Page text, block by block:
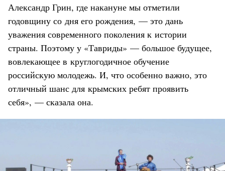
Александр Грин, где накануне мы отметили
годовщину со дня его рождения, — это дань
уважения современного поколения к истории
страны. Поэтому у «Тавриды» — большое будущее,
вовлекающее в круглогодичное обучение
российскую молодежь. И, что особенно важно, это
отличный шанс для крымских ребят проявить
себя», — сказала она.